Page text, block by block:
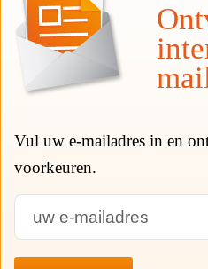
Vul uw e-mailadres in en
voorkeuren.